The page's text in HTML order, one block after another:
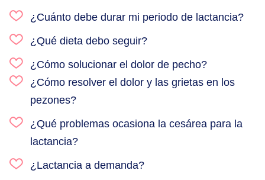
¿Cuánto debe durar mi periodo de lactancia?
¿Qué dieta debo seguir?
¿Cómo solucionar el dolor de pecho?
¿Cómo resolver el dolor y las grietas en los
pezones?
¿Qué problemas ocasiona la cesárea para la
lactancia?
¿Lactancia a demanda?